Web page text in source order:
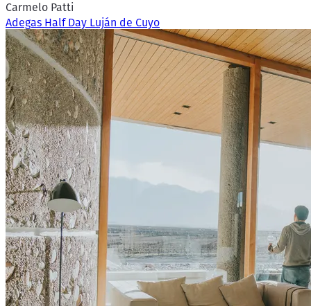
Carmelo Patti
Adegas Half Day Luján de Cuyo